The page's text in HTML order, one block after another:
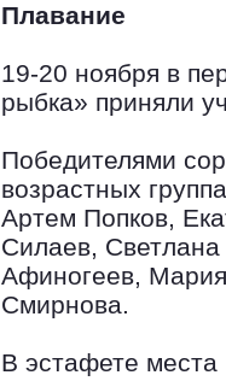
Плавание
19-20 ноября в
рыбка» приняли
Победителями
возрастных
Артем Попков,
Силаев,
Афиногеев,
Смирнова.
В эстафете